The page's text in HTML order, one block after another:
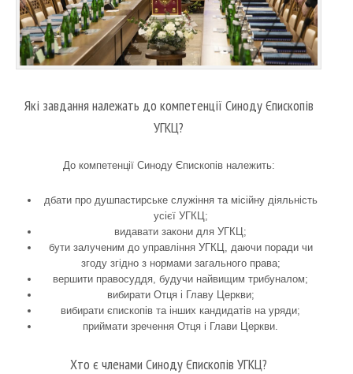
Які завдання належать до компетенції Синоду Єпископів
УГКЦ?
До компетенції Синоду Єпископів належить:
дбати про душпастирське служіння та місійну діяльність
усієї УГКЦ;
видавати закони для УГКЦ;
бути залученим до управління УГКЦ, даючи поради чи
згоду згідно з нормами загального права;
вершити правосуддя, будучи найвищим трибуналом;
вибирати Отця і Главу Церкви;
вибирати єпископів та інших кандидатів на уряди;
приймати зречення Отця і Глави Церкви.
Хто є членами Синоду Єпископів УГКЦ?